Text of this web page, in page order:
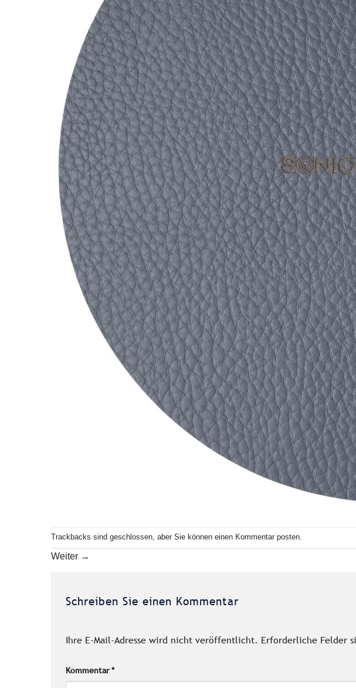
Trackbacks sind geschlossen, aber Sie können einen Kommentar posten.
Weiter →
Schreiben Sie einen Kommentar
Ihre E-Mail-Adresse wird nicht veröffentlicht. Erforderliche Felder
Kommentar*